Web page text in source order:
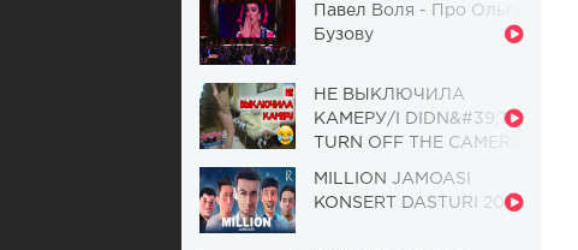
Павел Воля - Про Ольгу
Бузову
НЕ ВЫКЛЮЧИЛА
КАМЕРУ/I DIDN&#39;T
TURN OFF THE CAMERA
Чудовище] (Выпуск 110)
MILLION JAMOASI
KONSERT DASTURI 2019